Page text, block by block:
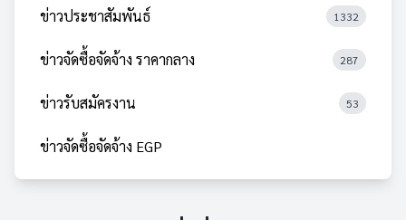
ข่าวประชาสัมพันธ์ 1332
ข่าวจัดซื้อจัดจ้าง ราคากลาง 287
ข่าวรับสมัครงาน 53
ข่าวจัดซื้อจัดจ้าง EGP